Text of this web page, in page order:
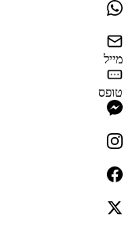
מייל
טופס